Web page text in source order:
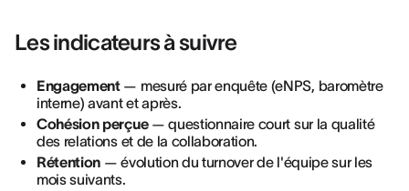
Les indicateurs à suivre
Engagement— mesuré par enquête (eNPS, baromètre
interne) avant et après.
Cohésion perçue— questionnaire court sur la qualité
des relations et de la collaboration.
Rétention — évolution du turnover de l'équipe sur les
mois suivants.